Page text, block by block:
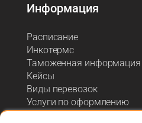
Информация
Расписание
Инкотермс
Таможенная информация
Кейсы
Виды перевозок
Услуги по оформлению
Акции и спецпредложения